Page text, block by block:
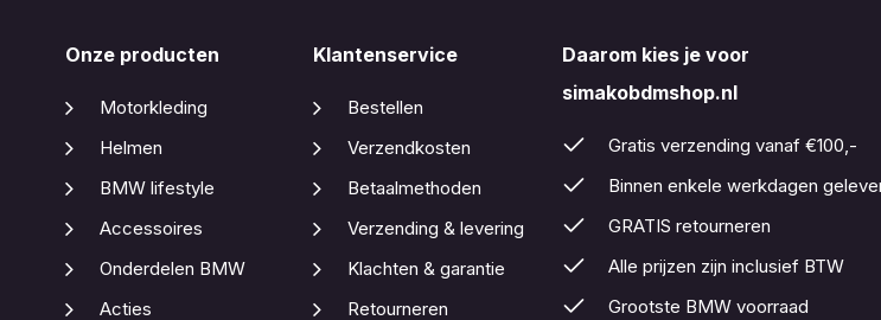
Onze producten
Motorkleding
Helmen
BMW lifestyle
Accessoires
Onderdelen BMW
Acties
Klantenservice
Bestellen
Verzendkosten
Betaalmethoden
Verzending & levering
Klachten & garantie
Retourneren
Daarom kies je voor
simakobdmshop.nl
Gratis verzending vanaf €100,-
Binnen enkele werkdagen
GRATIS retourneren
Alle prijzen zijn inclusief BTW
Grootste BMW voorraad